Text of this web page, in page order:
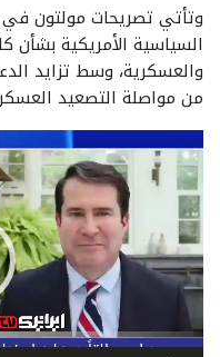
وتأتي تصريحات مولتون
السياسية الأمريكية بشأن
والعسكرية، وسط تزايد
من مواصلة التصعيد
مشغل
الفيديو